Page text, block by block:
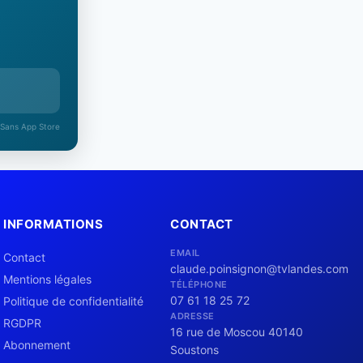
App Store
INFORMATIONS
Contact
Mentions légales
Politique de confidentialité
RGDPR
Abonnement
CONTACT
EMAIL
claude.poinsignon@tvlandes.com
TÉLÉPHONE
07 61 18 25 72
ADRESSE
16 rue de Moscou 40140
Soustons